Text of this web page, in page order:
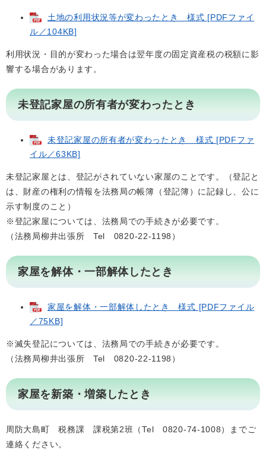
土地の利用状況等が変わったとき 様式 [PDFファイ
ル／104KB]
利用状況・目的が変わった場合は翌年度の固定資産税の税額に影
響する場合があります。
未登記家屋の所有者が変わったとき
未登記家屋の所有者が変わったとき 様式 [PDFファ
イル／63KB]
未登記家屋とは、登記がされていない家屋のことです。（登記と
は、財産の権利の情報を法務局の帳簿（登記簿）に記録し、公に
示す制度のこと）
※登記家屋については、法務局での手続きが必要です。
（法務局柳井出張所 Tel 0820-22-1198）
家屋を解体・一部解体したとき
家屋を解体・一部解体したとき 様式 [PDFファイル
／75KB]
※滅失登記については、法務局での手続きが必要です。
（法務局柳井出張所 Tel 0820-22-1198）
家屋を新築・増築したとき
周防大島町 税務課 課税第2班（Tel 0820-74-1008）までご
連絡ください。